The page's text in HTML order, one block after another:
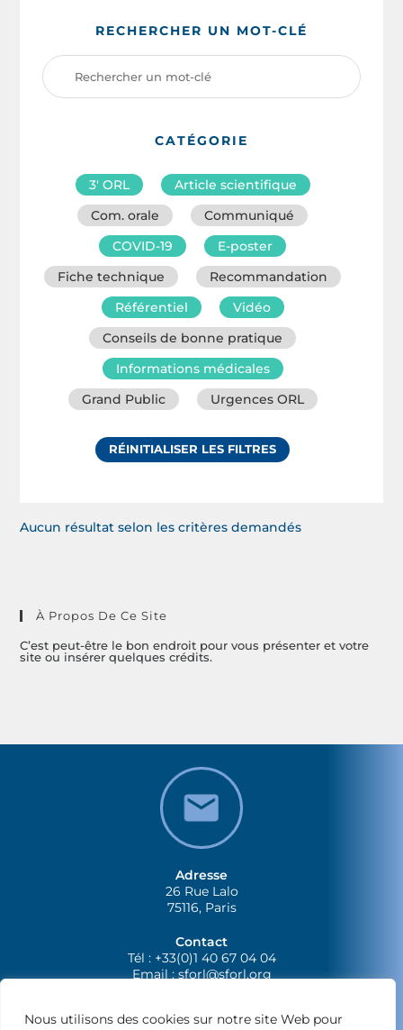
Nous utilisons des cookies sur notre site Web pour
RECHERCHER UN MOT-CLÉ
CATÉGORIE
3′ ORL
Article scientifique
Com. orale
Communiqué
COVID-19
E-poster
Fiche technique
Recommandation
Référentiel
Vidéo
Conseils de bonne pratique
Informations médicales
Grand Public
Urgences ORL
RÉINITIALISER LES FILTRES
Aucun résultat selon les critères demandés
À Propos De Ce Site
C’est peut-être le bon endroit pour vous présenter et votre
site ou insérer quelques crédits.
Adresse
26 Rue Lalo
75116, Paris
Contact
Tél : +33(0)1 40 67 04 04
Email :sforl@sforl.org